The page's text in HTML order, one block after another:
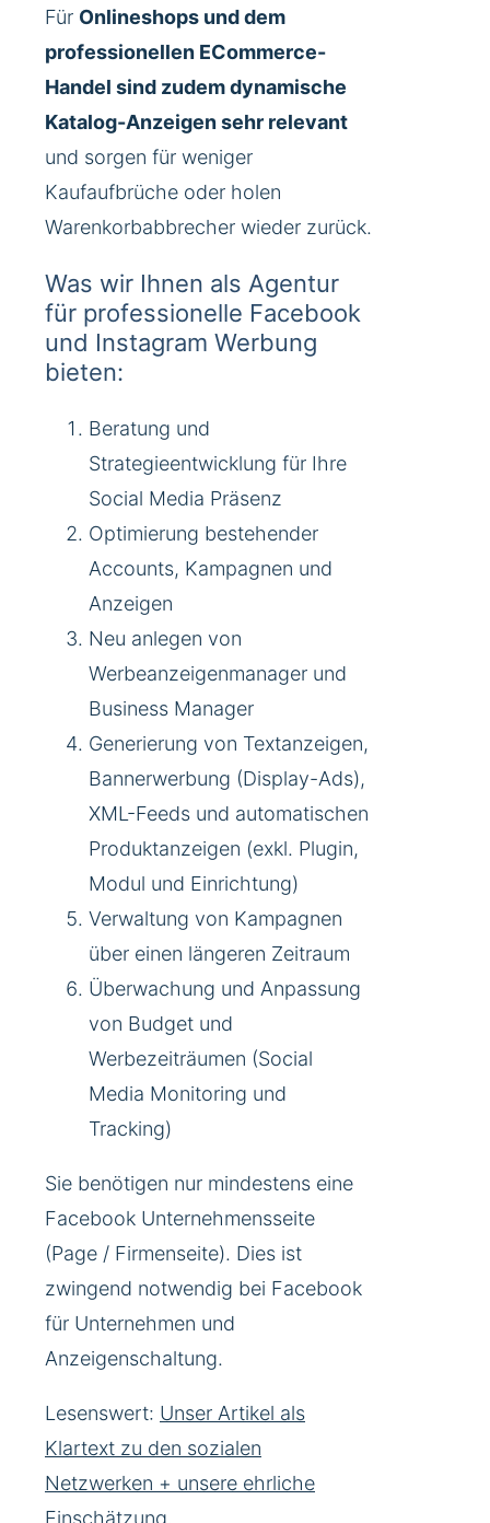
Für Onlineshops und dem
professionellen ECommerce-
Handel sind zudem dynamische
Katalog-Anzeigen sehr relevant
und sorgen für weniger
Kaufaufbrüche oder holen
Warenkorbabbrecher wieder zurück.
Was wir Ihnen als Agentur
für professionelle Facebook
und Instagram Werbung
bieten:
Beratung und
Strategieentwicklung für Ihre
Social Media Präsenz
Optimierung bestehender
Accounts, Kampagnen und
Anzeigen
Neu anlegen von
Werbeanzeigenmanager und
Business Manager
Generierung von Textanzeigen,
Bannerwerbung (Display-Ads),
XML-Feeds und automatischen
Produktanzeigen (exkl. Plugin,
Modul und Einrichtung)
Verwaltung von Kampagnen
über einen längeren Zeitraum
Überwachung und Anpassung
von Budget und
Werbezeiträumen (Social
Media Monitoring und
Tracking)
Sie benötigen nur mindestens eine
Facebook Unternehmensseite
(Page / Firmenseite). Dies ist
zwingend notwendig bei Facebook
für Unternehmen und
Anzeigenschaltung.
Lesenswert: Unser Artikel als
Klartext zu den sozialen
Netzwerken + unsere ehrliche